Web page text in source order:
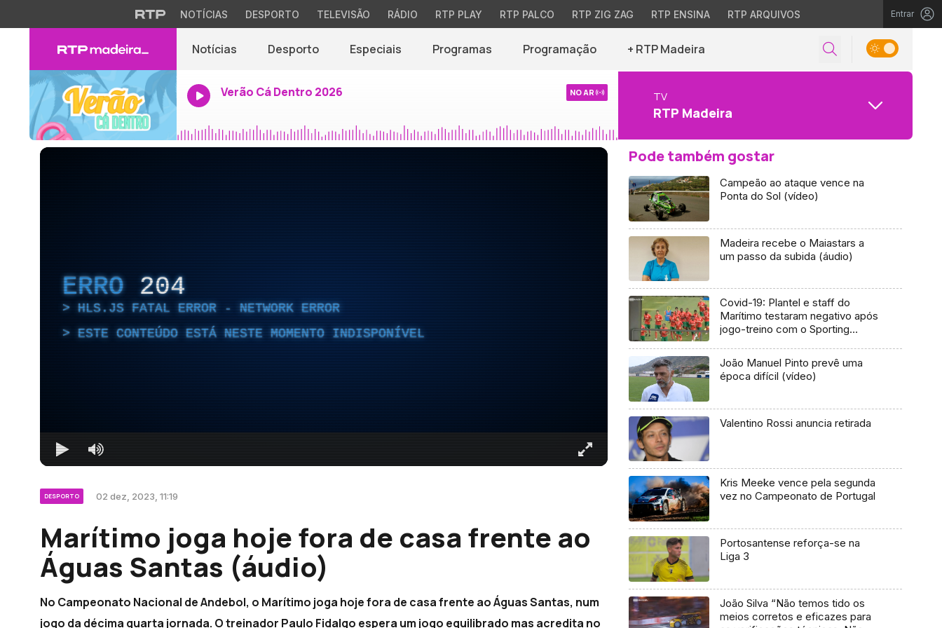
NOTÍCIAS DESPORTO TELEVISÃO RÁDIO RTP PLAY RTP PALCO RTP ZIG ZAG RTP ENSINA RTP ARQUIVOS Entrar
Notícias Desporto Especiais Programas Programação + RTP Madeira
Verão Cá Dentro 2026 NO AR TV
RTP Madeira
ERRO 204
HLS.JS FATAL ERROR - NETWORK ERROR
ESTE CONTEÚDO ESTÁ NESTE MOMENTO INDISPONÍVEL
DESPORTO 02 dez, 2023, 11:19
Marítimo joga hoje fora de casa frente ao
Águas Santas (áudio)
No Campeonato Nacional de Andebol, o Marítimo joga hoje fora de casa frente ao Águas Santas, num
jogo da décima quarta jornada. O treinador Paulo Fidalgo espera um jogo equilibrado mas acredita no
Pode também gostar
Campeão ao ataque vence na
Ponta do Sol (vídeo)
Madeira recebe o Maiastars a
um passo da subida (áudio)
Covid-19: Plantel e staff do
Marítimo testaram negativo após
jogo-treino com o Sporting
João Manuel Pinto prevê uma
época difícil (vídeo)
Valentino Rossi anuncia retirada
Kris Meeke vence pela segunda
vez no Campeonato de Portugal
Portosantense reforça-se na
Liga 3
João Silva “Não temos tido os
meios corretos e eficazes para